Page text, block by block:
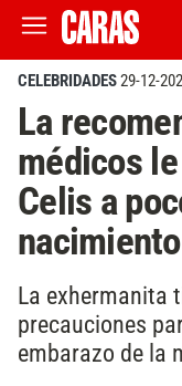
CELEBRIDADES29-12-
La
médicos
Celis a
La exhermanita
precauciones
embarazo de la